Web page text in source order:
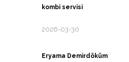
kombi servisi
2026-03-30
Eryama Demirdöküm